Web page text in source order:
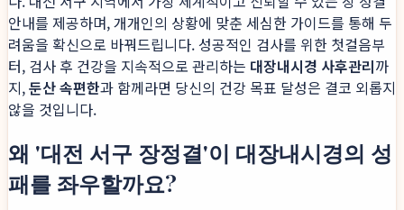
안내를 제공하며, 개개인의 상황에 맞춘 세심한 가이드를 통해 두
려움을 확신으로 바꿔드립니다. 성공적인 검사를 위한 첫걸음부
터, 검사 후 건강을 지속적으로 관리하는 대장내시경 사후관리까
지,둔산 속편한과 함께라면 당신의 건강 목표 달성은 결코 외롭지
않을 것입니다.
왜 '대전 서구 장정결'이 대장내시경의 성
패를 좌우할까요?